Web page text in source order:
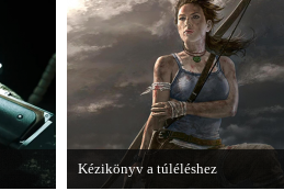
Kézikönyv a túléléshez